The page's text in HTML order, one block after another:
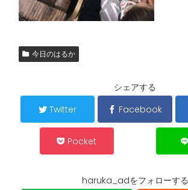
今日のはるか
シェアする
Twitter
Facebook
Pocket
haruka_adをフォローする